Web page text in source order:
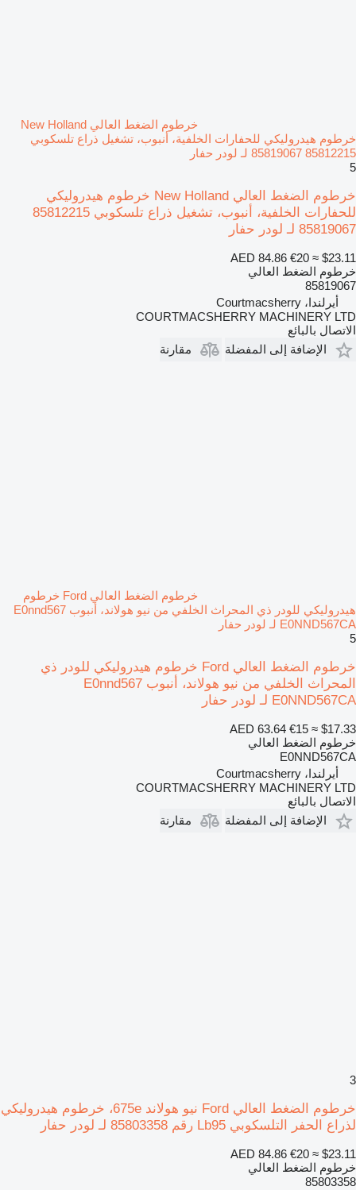
خرطوم الضغط العالي New Holland
خرطوم هيدروليكي للحفارات الخلفية، أنبوب، تشغيل ذراع تلسكوبي
85812215 85819067 لـ لودر حفار
5
خرطوم الضغط العالي New Holland خرطوم هيدروليكي
للحفارات الخلفية، أنبوب، تشغيل ذراع تلسكوبي 85812215
85819067 لـ لودر حفار
AED 84.86 €20 ≈ $23.11
خرطوم الضغط العالي
85819067
أيرلندا، Courtmacsherry
COURTMACSHERRY MACHINERY LTD
الاتصال بالبائع
الإضافة إلى المفضلة
مقارنة
خرطوم الضغط العالي Ford خرطوم
هيدروليكي للودر ذي المحراث الخلفي من نيو هولاند، أنبوب E0nnd567
E0NND567CA لـ لودر حفار
5
خرطوم الضغط العالي Ford خرطوم هيدروليكي للودر ذي
المحراث الخلفي من نيو هولاند، أنبوب E0nnd567
E0NND567CA لـ لودر حفار
AED 63.64 €15 ≈ $17.33
خرطوم الضغط العالي
E0NND567CA
أيرلندا، Courtmacsherry
COURTMACSHERRY MACHINERY LTD
الاتصال بالبائع
الإضافة إلى المفضلة
مقارنة
3
خرطوم الضغط العالي Ford نيو هولاند 675e، خرطوم هيدروليكي
لذراع الحفر التلسكوبي Lb95 رقم 85803358 لـ لودر حفار
AED 84.86 €20 ≈ $23.11
خرطوم الضغط العالي
85803358